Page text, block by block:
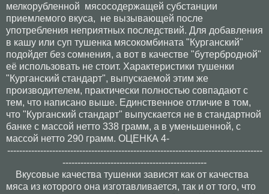
мелкорубленной мясосодержащей субстанции
приемлемого вкуса, не вызывающей после
употребления неприятных последствий. Для добавления
в кашу или суп тушенка мясокомбината "Курганский"
подойдет без сомнения, а вот в качестве "бутербродной"
её использовать не стоит. Характеристики тушенки
"Курганский стандарт", выпускаемой этим же
производителем, практически полностью совпадают с
тем, что написано выше. Единственное отличие в том,
что "Курганский стандарт" выпускается не в стандартной
банке с массой нетто 338 грамм, а в уменьшенной, с
массой нетто 290 грамм. ОЦЕНКА 4-
-------------------------------------------------------------------------------------
------------------------------------------------
Вкусовые качества тушенки зависят как от качества
мяса из которого она изготавливается, так и от того, что